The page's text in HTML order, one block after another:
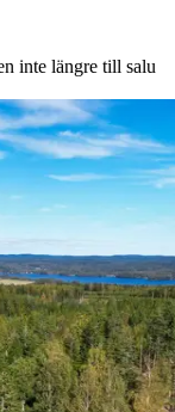
inte längre till salu